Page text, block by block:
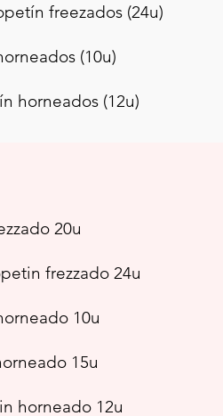
freezados (24u)
(10u)
horneados (12u)
20u
frezzado 24u
10u
15u
horneado 12u